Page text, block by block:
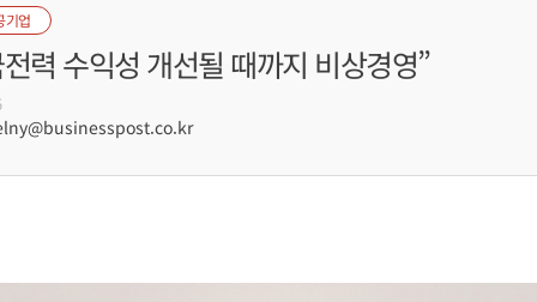
기업
력 수익성 개선될 때까지 비상경영”